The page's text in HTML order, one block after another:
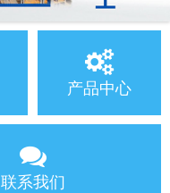
产品中心
联系我们